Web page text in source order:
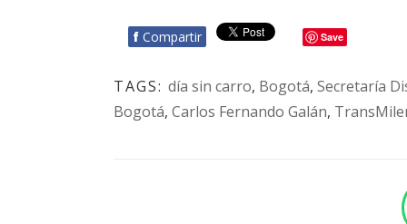
f Compartir Save
TAGS: día sin carro, Bogotá, Secretaría
Bogotá, Carlos Fernando Galán,